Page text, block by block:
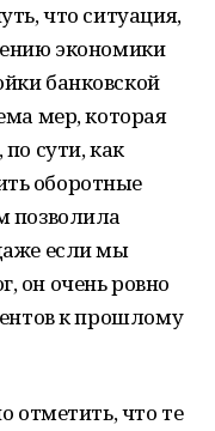
что ситуация,
экономики
банковской
мер, которая
сути, как
оборотные
позволила
если мы
он очень ровно
к прошлому
отметить, что те